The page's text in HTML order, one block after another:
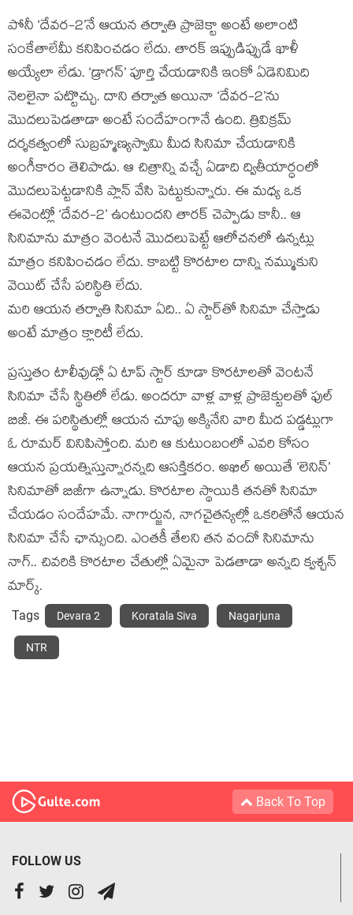
పోనీ ‘దేవర-2’నే ఆయన తర్వాతి ప్రాజెక్టా అంటే అలాంటి
సంకేతాలేమీ కనిపించడం లేదు. తారక్ ఇప్పుడిప్పుడే ఖాళీ
అయ్యేలా లేడు. ‘డ్రాగన్’ పూర్తి చేయడానికి ఇంకో ఏడెనిమిది
నెలలైనా పట్టొచ్చు. దాని తర్వాత అయినా ‘దేవర-2’ను
మొదలుపెడతాడా అంటే సందేహంగానే ఉంది. త్రివిక్రమ్
దర్శకత్వంలో సుబ్రహ్మణ్యస్వామి మీద సినిమా చేయడానికి
అంగీకారం తెలిపాడు. ఆ చిత్రాన్ని వచ్చే ఏడాది ద్వితీయార్ధంలో
మొదలుపెట్టడానికి ప్లాన్ వేసి పెట్టుకున్నారు. ఈ మధ్య ఒక
ఈవెంట్లో ‘దేవర-2’ ఉంటుందని తారక్ చెప్పాడు కానీ.. ఆ
సినిమాను మాత్రం వెంటనే మొదలుపెట్టే ఆలోచనలో ఉన్నట్లు
మాత్రం కనిపించడం లేదు. కాబట్టి కొరటాల దాన్ని నమ్ముకుని
వెయిట్ చేసే పరిస్థితి లేదు.
మరి ఆయన తర్వాతి సినిమా ఏది.. ఏ స్టార్‌తో సినిమా చేస్తాడు
అంటే మాత్రం క్లారిటీ లేదు.
ప్రస్తుతం టాలీవుడ్లో ఏ టాప్ స్టార్ కూడా కొరటాలతో వెంటనే
సినిమా చేసే స్థితిలో లేడు. అందరూ వాళ్ల వాళ్ల ప్రాజెక్టులతో ఫుల్
బిజీ. ఈ పరిస్థితుల్లో ఆయన చూపు అక్కినేని వారి మీద పడ్డట్లుగా
ఓ రూమర్ వినిపిస్తోంది. మరి ఆ కుటుంబంలో ఎవరి కోసం
ఆయన ప్రయత్నిస్తున్నారన్నది ఆసక్తికరం. అఖిల్ అయితే ‘లెనిన్’
సినిమాతో బిజీగా ఉన్నాడు. కొరటాల స్థాయికి తనతో సినిమా
చేయడం సందేహమే. నాగార్జున, నాగచైతన్యల్లో ఒకరితోనే ఆయన
సినిమా చేసే ఛాన్సుంది. ఎంతకీ తేలని తన వందో సినిమాను
నాగ్.. చివరికి కొరటాల చేతుల్లో ఏమైనా పెడతాడా అన్నది క్వశ్చన్
మార్క్.
Tags Devara 2 Koratala Siva Nagarjuna
NTR
Back To Top
FOLLOW US